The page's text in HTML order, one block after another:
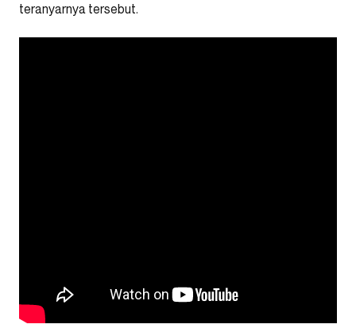
teranyarnya tersebut.